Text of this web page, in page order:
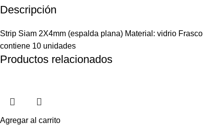
Descripción
Strip Siam 2X4mm (espalda plana) Material: vidrio Frasco
contiene 10 unidades
Productos relacionados
Agregar al carrito